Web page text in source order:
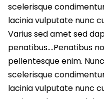
scelerisque
lacinia vulputate nunc
Varius sed amet sed
penatibus….Penatibus
pellentesque enim.
scelerisque
lacinia vulputate nunc